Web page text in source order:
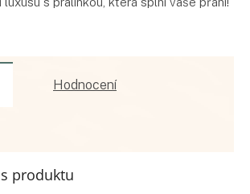
Hodnocení
produktu